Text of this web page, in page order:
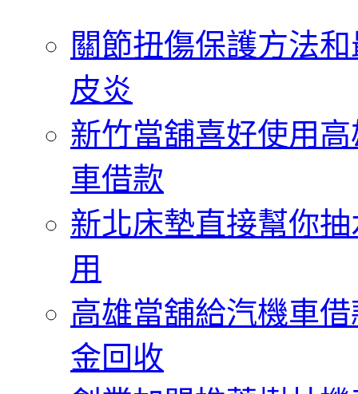
關節扭傷保護方法
皮炎
新竹當舖喜好使用
車借款
新北床墊直接幫你
用
高雄當舖給汽機車
金回收